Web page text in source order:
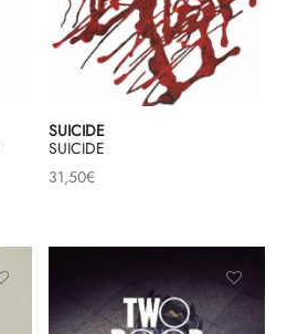
SUICIDE
SUICIDE
31,50€